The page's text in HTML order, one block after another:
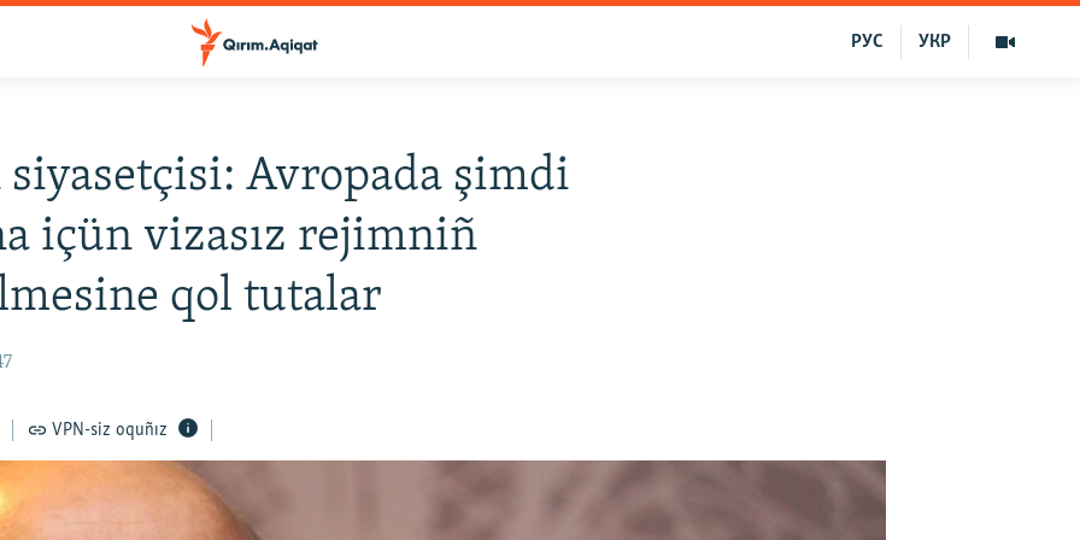
УКР
РУС
Avropada şimdi
içün vizasız rejimniñ
qol tutalar
VPN-siz oquñız